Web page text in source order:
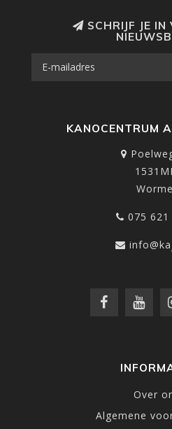
SCHRIJF JE IN
KANOCENTRUM
075 621
Over
Algemene